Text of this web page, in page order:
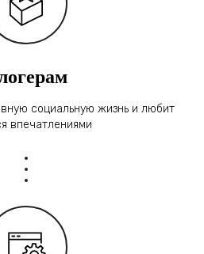
социальную жизнь и любит
впечатлениями